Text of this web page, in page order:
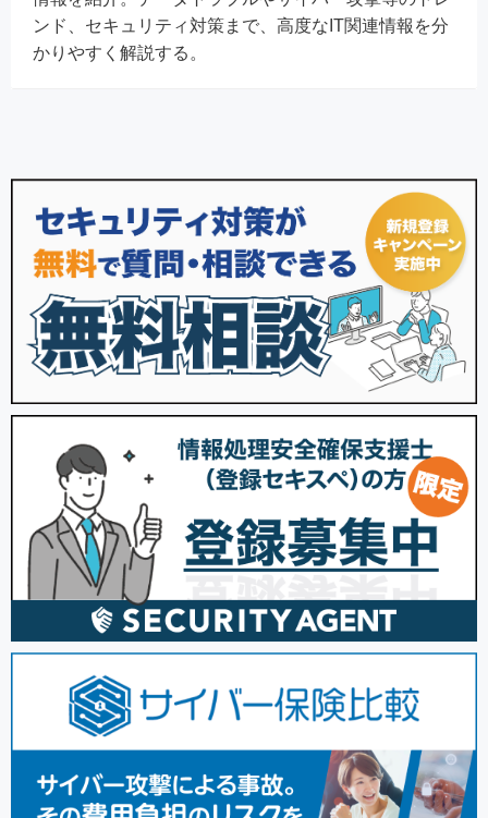
ンド、セキュリティ対策まで、高度なIT関連情報を分
かりやすく解説する。